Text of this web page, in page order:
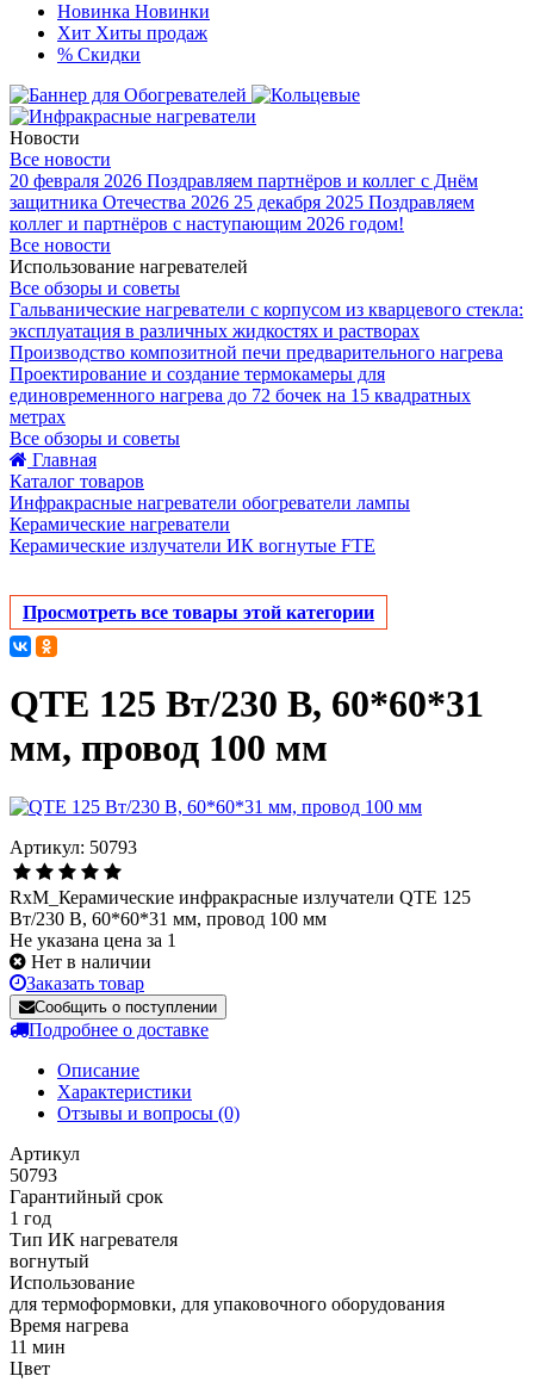
Новинка Новинки
Хит Хиты продаж
% Скидки
Новости
Все новости
20 февраля 2026 Поздравляем партнёров и коллег с Днём
защитника Отечества 2026 25 декабря 2025 Поздравляем
коллег и партнёров с наступающим 2026 годом!
Все новости
Использование нагревателей
Все обзоры и советы
Гальванические нагреватели с корпусом из кварцевого стекла:
эксплуатация в различных жидкостях и растворах
Производство композитной печи предварительного нагрева
Проектирование и создание термокамеры для
единовременного нагрева до 72 бочек на 15 квадратных
метрах
Все обзоры и советы
Главная
Каталог товаров
Инфракрасные нагреватели обогреватели лампы
Керамические нагреватели
Керамические излучатели ИК вогнутые FTE
Просмотреть все товары этой категории
QTE 125 Вт/230 В, 60*60*31
мм, провод 100 мм
Артикул: 50793
RxM_Керамические инфракрасные излучатели QTE 125
Вт/230 В, 60*60*31 мм, провод 100 мм
Не указана цена за 1
Нет в наличии
Заказать товар
Сообщить о поступлении
Подробнее о доставке
Описание
Характеристики
Отзывы и вопросы (0)
Артикул
50793
Гарантийный срок
1 год
Тип ИК нагревателя
вогнутый
Использование
для термоформовки, для упаковочного оборудования
Время нагрева
11 мин
Цвет